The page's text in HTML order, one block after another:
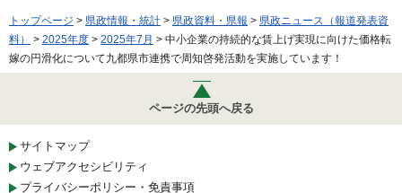
トップページ > 県政情報・統計 > 県政資料・県報 > 県政ニュース（報道発表資
料）
> 2025年度 > 2025年7月 > 中小企業の持続的な賃上げ実現に向けた価格転
嫁の円滑化について九都県市連携で周知啓発活動を実施しています！
ページの先頭へ戻る
サイトマップ
ウェブアクセシビリティ
プライバシーポリシー・免責事項